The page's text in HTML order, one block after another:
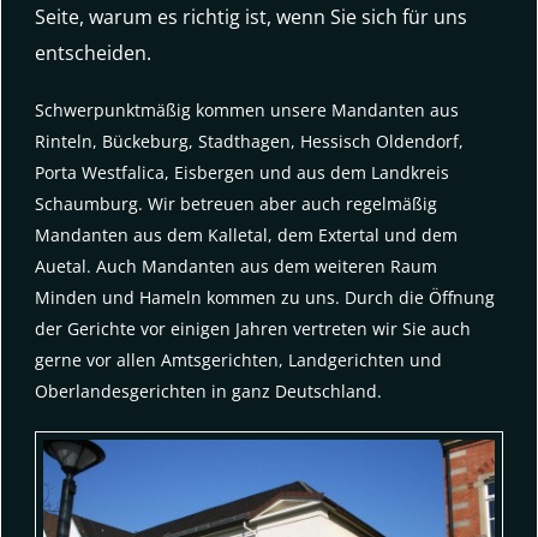
Seite, warum es richtig ist, wenn Sie sich für uns
entscheiden.
Schwerpunktmäßig kommen unsere Mandanten aus
Rinteln, Bückeburg, Stadthagen, Hessisch Oldendorf,
Porta Westfalica, Eisbergen und aus dem Landkreis
Schaumburg. Wir betreuen aber auch regelmäßig
Mandanten aus dem Kalletal, dem Extertal und dem
Auetal. Auch Mandanten aus dem weiteren Raum
Minden und Hameln kommen zu uns. Durch die Öffnung
der Gerichte vor einigen Jahren vertreten wir Sie auch
gerne vor allen Amtsgerichten, Landgerichten und
Oberlandesgerichten in ganz Deutschland.